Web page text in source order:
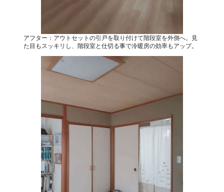
アフター：アウトセットの引戸を取り付けて階段室を外側へ。見
た目もスッキリし、階段室と仕切る事で冷暖房の効率もアップ。